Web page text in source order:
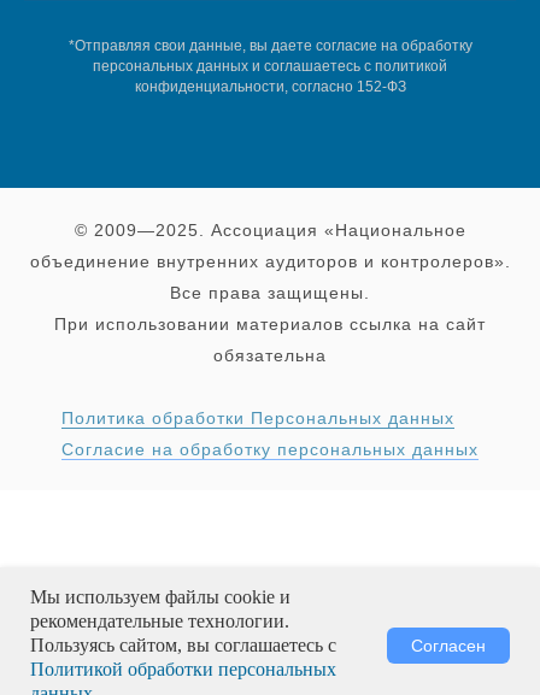
*Отправляя свои данные, вы даете согласие на обработку
персональных данных и соглашаетесь c политикой
конфиденциальности, согласно 152-ФЗ
© 2009—2025. Ассоциация «Национальное
объединение внутренних аудиторов и контролеров».
Все права защищены.
При использовании материалов ссылка на сайт
обязательна
Политика обработки Персональных данных
Согласие на обработку персональных данных
Мы используем файлы cookie и
рекомендательные технологии.
Пользуясь сайтом, вы соглашаетесь с
Политикой обработки персональных
Согласен